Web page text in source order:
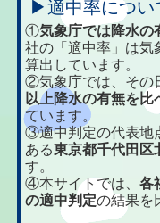
▶適中率につい
①気象庁では降水の
社の「適中率」は気
算出しています。
②気象庁では、その
以上降水の有無を比
ています。
③適中判定の代表地
ある東京都千代田区
す。
④本サイトでは、各
の適中判定の結果を